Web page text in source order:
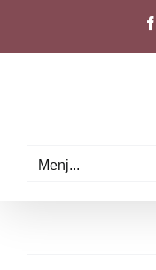
Menj...